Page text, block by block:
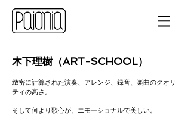
木下理樹（ART-SCHOOL）
緻密に計算された演奏、アレンジ、録音、楽曲のクオリ
ティの高さ。
そして何より歌心が、エモーショナルで美しい。